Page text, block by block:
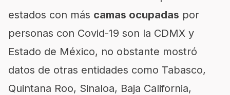
estados con más camas ocupadas por
personas con Covid-19 son la CDMX y
Estado de México, no obstante mostró
datos de otras entidades como Tabasco,
Quintana Roo, Sinaloa, Baja California,